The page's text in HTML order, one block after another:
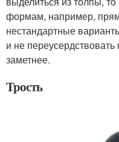
формам, например,
нестандартные
и не
заметнее.
Трость